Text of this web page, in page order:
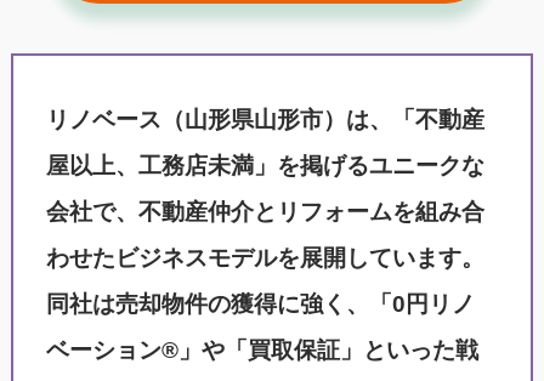
リノベース（山形県山形市）は、「不動産
屋以上、工務店未満」を掲げるユニークな
会社で、不動産仲介とリフォームを組み合
わせたビジネスモデルを展開しています。
同社は売却物件の獲得に強く、「0円リノ
ベーション®」や「買取保証」といった戦